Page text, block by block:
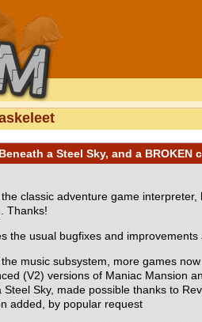
a Steel Sky, and a BROKEN
classic adventure game
Thanks!
the usual bugfixes and improvements
music subsystem, more games
(V2) versions of Maniac Mansion
Sky, made possible thanks to
added, by popular request